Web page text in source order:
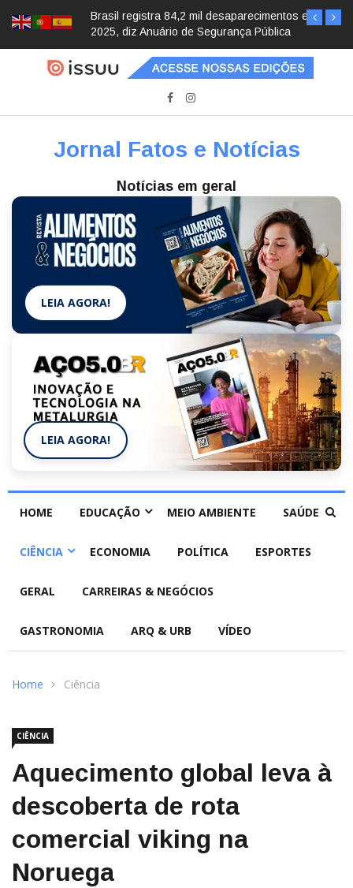
Brasil registra 84,2 mil desaparecimentos em
2025, diz Anuário de Segurança Pública
Jornal Fatos e Notícias
Notícias em geral
LEIA AGORA!
LEIA AGORA!
HOME EDUCAÇÃO MEIO AMBIENTE SAÚDE
CIÊNCIA ECONOMIA POLÍTICA ESPORTES
GERAL CARREIRAS & NEGÓCIOS
GASTRONOMIA ARQ & URB VÍDEO
Home Ciência
CIÊNCIA
Aquecimento global leva à
descoberta de rota
comercial viking na
Noruega